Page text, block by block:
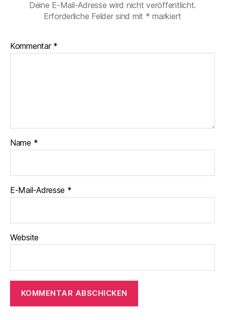
k
p
m
Deine E-Mail-Adresse wird nicht veröffentlicht.
Erforderliche Felder sind mit * markiert
Kommentar *
Name *
E-Mail-Adresse *
Website